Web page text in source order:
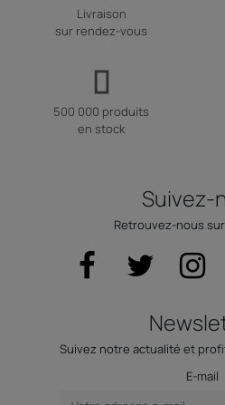
Livraison
sur rendez-vous
500 000 produits
en stock
Suivez-
Retrouvez-nous
Suivez notre actualité et
E-mail